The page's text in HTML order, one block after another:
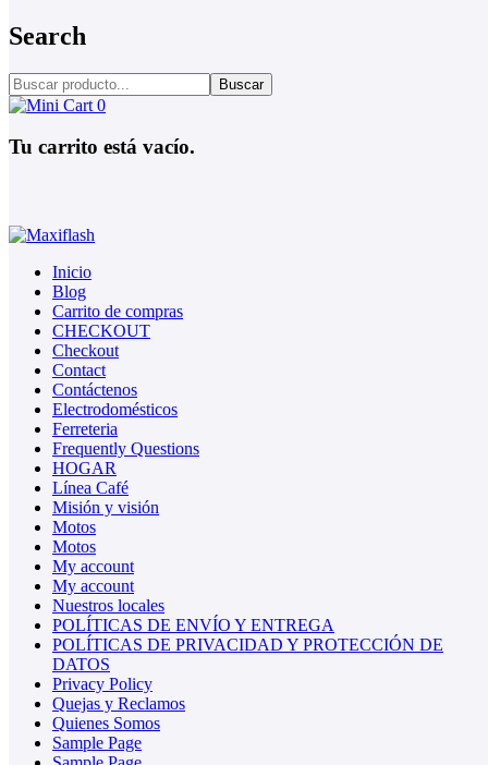
Search
Buscar
0
Tu carrito está vacío.
Inicio
Blog
Carrito de compras
CHECKOUT
Checkout
Contact
Contáctenos
Electrodomésticos
Ferreteria
Frequently Questions
HOGAR
Línea Café
Misión y visión
Motos
Motos
My account
My account
Nuestros locales
POLÍTICAS DE ENVÍO Y ENTREGA
POLÍTICAS DE PRIVACIDAD Y PROTECCIÓN DE
DATOS
Privacy Policy
Quejas y Reclamos
Quienes Somos
Sample Page